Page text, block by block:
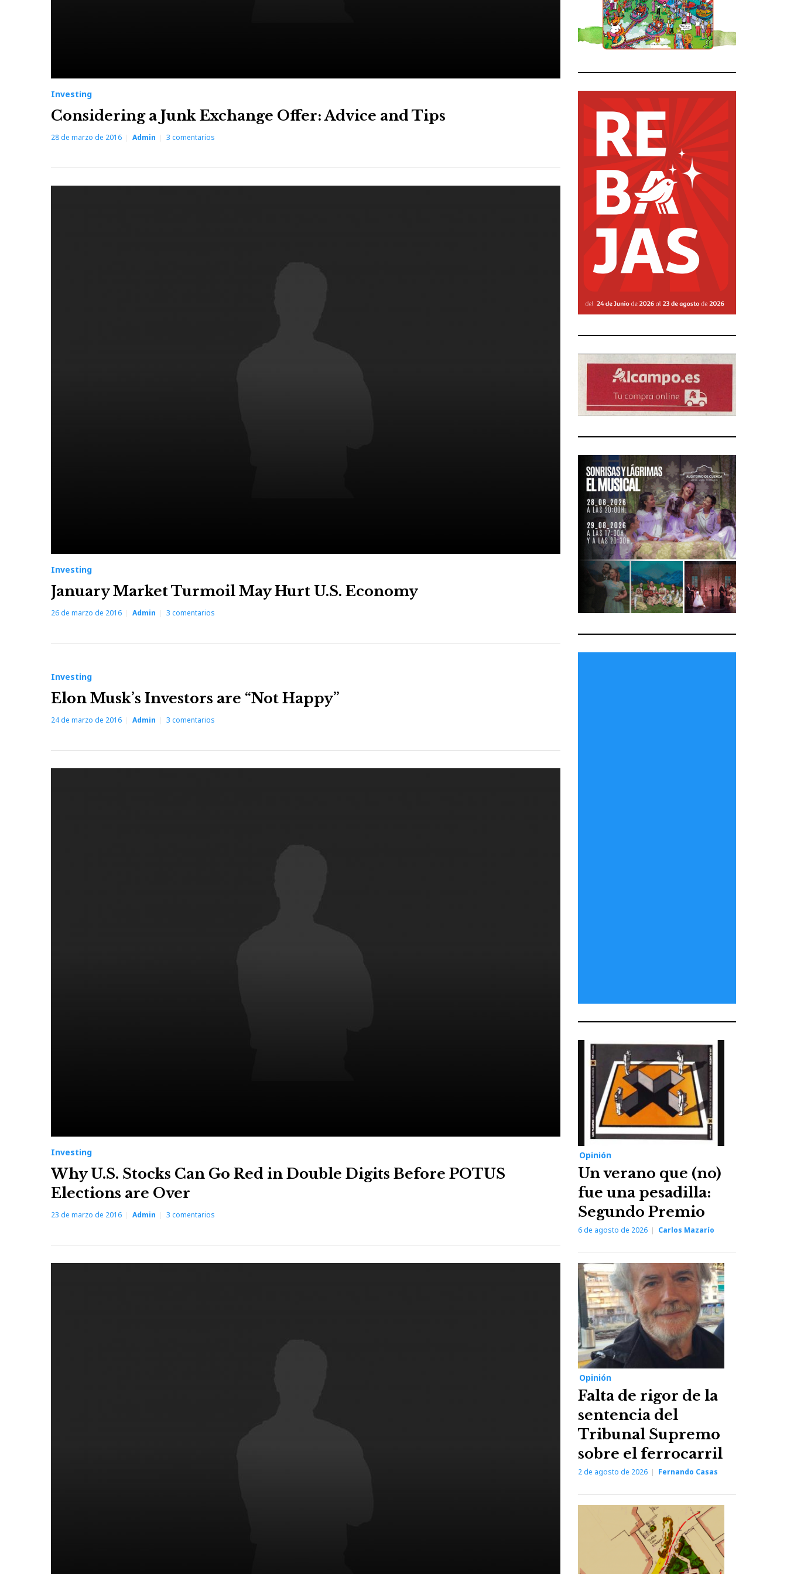
Investing
Considering a Junk Exchange Offer: Advice and Tips
28 de marzo de 2016 Admin 3 comentarios
Investing
January Market Turmoil May Hurt U.S. Economy
26 de marzo de 2016 Admin 3 comentarios
Investing
Elon Musk’s Investors are “Not Happy”
24 de marzo de 2016 Admin 3 comentarios
Investing
Why U.S. Stocks Can Go Red in Double Digits Before POTUS
Elections are Over
23 de marzo de 2016 Admin 3 comentarios
Opinión
Un verano que (no)
fue una pesadilla:
Segundo Premio
6 de agosto de 2026 Carlos Mazarío
Opinión
Falta de rigor de la
sentencia del
Tribunal Supremo
sobre el ferrocarril
2 de agosto de 2026 Fernando Casas